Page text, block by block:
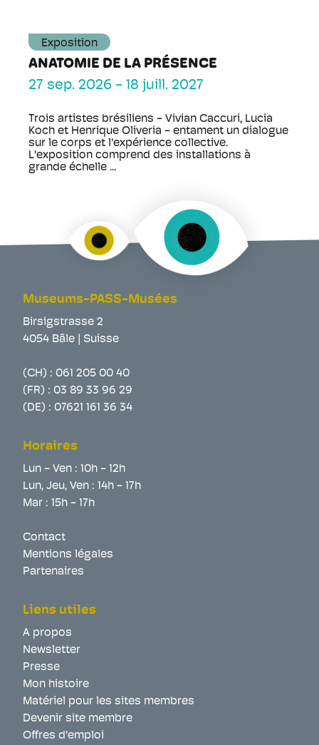
Exposition
ANATOMIE DE LA PRÉSENCE
27 sep. 2026 - 18 juill. 2027
Trois artistes brésiliens - Vivian Caccuri, Lucia
Koch et Henrique Oliveria - entament un dialogue
sur le corps et l'expérience collective.
L'exposition comprend des installations à
grande échelle ...
Museums-PASS-Musées
Birsigstrasse 2
4054 Bâle | Suisse
(CH) : 061 205 00 40
(FR) : 03 89 33 96 29
(DE) : 07621 161 36 34
Horaires
Lun - Ven : 10h - 12h
Lun, Jeu, Ven : 14h - 17h
Mar : 15h - 17h
Contact
Mentions légales
Partenaires
Liens utiles
A propos
Newsletter
Presse
Mon histoire
Matériel pour les sites membres
Devenir site membre
Offres d'emploi